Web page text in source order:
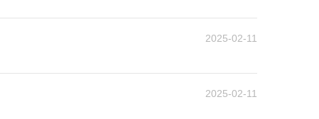
2025-02-11
2025-02-11